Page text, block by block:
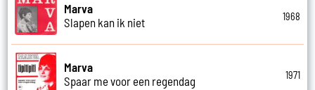
Marva
Slapen kan ik niet
1968
Marva
Spaar me voor een regendag
1971